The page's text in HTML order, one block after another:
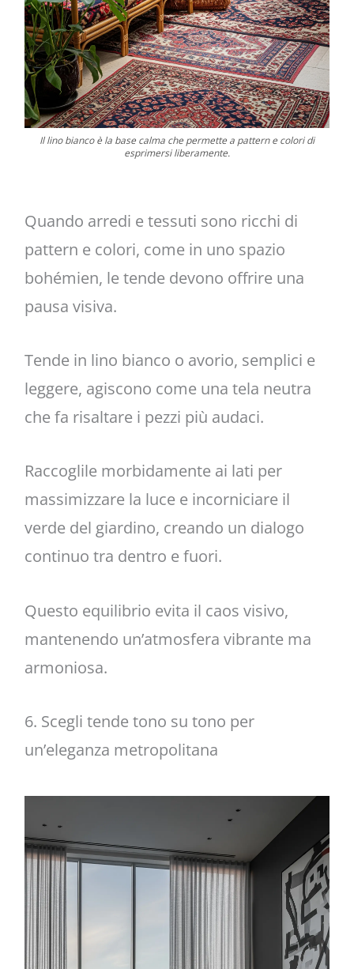
Il lino bianco è la base calma che permette a pattern e colori di
esprimersi liberamente.
Quando arredi e tessuti sono ricchi di
pattern e colori, come in uno spazio
bohémien, le tende devono offrire una
pausa visiva.
Tende in lino bianco o avorio, semplici e
leggere, agiscono come una tela neutra
che fa risaltare i pezzi più audaci.
Raccoglile morbidamente ai lati per
massimizzare la luce e incorniciare il
verde del giardino, creando un dialogo
continuo tra dentro e fuori.
Questo equilibrio evita il caos visivo,
mantenendo un’atmosfera vibrante ma
armoniosa.
6. Scegli tende tono su tono per
un’eleganza metropolitana